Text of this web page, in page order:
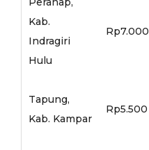
Kab.
Indragiri
Hulu
Rp7.000
Tapung,
Kab. Kampar
Rp5.500